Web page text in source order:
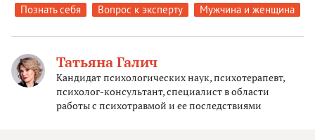
Познать себя Вопрос к эксперту Мужчина и женщина
Татьяна Галич
Кандидат психологических наук, психотерапевт,
психолог-консультант, специалист в области
работы с психотравмой и ее последствиями